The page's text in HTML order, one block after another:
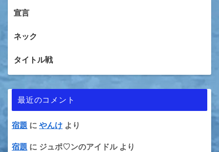
宣言
ネック
タイトル戦
最近のコメント
宿題 に やんけ より
宿題 に ジュポ♡ンのアイドルより